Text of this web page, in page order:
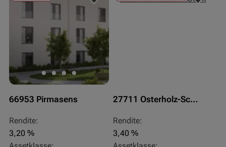
66953 Pirmasens
Rendite:
3,20 %
27711 Osterholz-Scharmbeck
Rendite:
3,40 %